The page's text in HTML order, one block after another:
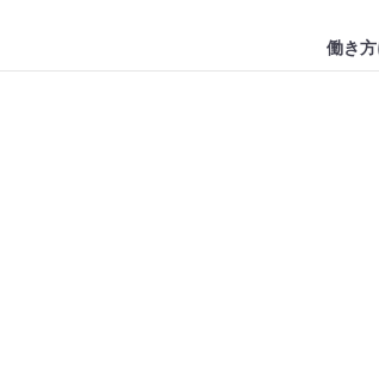
働き